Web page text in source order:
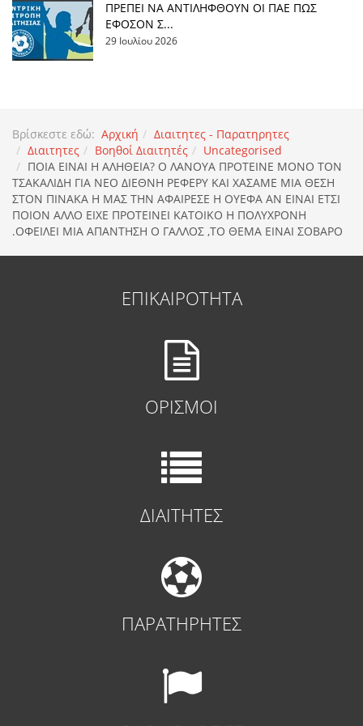
ΠΡΕΠΕΙ ΝΑ ΑΝΤΙΛΗΦΘΟΥΝ ΟΙ ΠΑΕ ΠΩΣ
ΕΦΟΣΟΝ Σ...
29 Ιουλίου 2026
Βρίσκεστε εδώ: Αρχική
Διαιτητες - Παρατηρητες
Διαιτητες
Βοηθοί Διαιτητές
Uncategorised
ΠOIA EINAI H AΛΗΘΕΙΑ? Ο ΛΑΝΟΥΑ ΠΡΟΤΕΙΝΕ ΜΟΝΟ ΤΟΝ
ΤΣΑΚΑΛΙΔΗ ΓΙΑ ΝΕΟ ΔΙΕΘΝΗ ΡΕΦΕΡΥ ΚΑΙ ΧΑΣΑΜΕ ΜΙΑ ΘΕΣΗ
ΣΤΟΝ ΠΙΝΑΚΑ Η ΜΑΣ ΤΗΝ ΑΦΑΙΡΕΣΕ Η ΟΥΕΦΑ ΑΝ ΕΙΝΑΙ ΕΤΣΙ
ΠΟΙΟΝ ΑΛΛΟ ΕΙΧΕ ΠΡΟΤΕΙΝΕΙ ΚΑΤΟΙΚΟ Η ΠΟΛΥΧΡΟΝΗ
.ΟΦΕΙΛΕΙ ΜΙΑ ΑΠΑΝΤΗΣΗ Ο ΓΑΛΛΟΣ ,ΤΟ ΘΕΜΑ ΕΙΝΑΙ ΣΟΒΑΡΟ
ΕΠΙΚΑΙΡΟΤΗΤΑ
ΟΡΙΣΜΟΙ
ΔΙΑΙΤΗΤΕΣ
ΠΑΡΑΤΗΡΗΤΕΣ